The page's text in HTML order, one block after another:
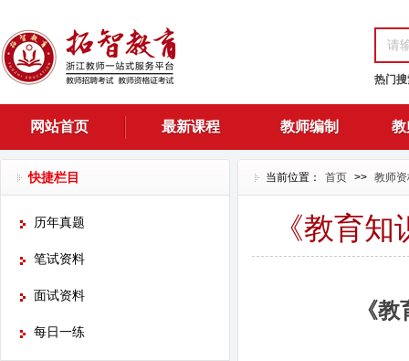
热门
网站首页 最新课程 教师编制 教
快捷栏目
历年真题
笔试资料
面试资料
每日一练
当前位置： 首页 >> 教师
《教育
《教